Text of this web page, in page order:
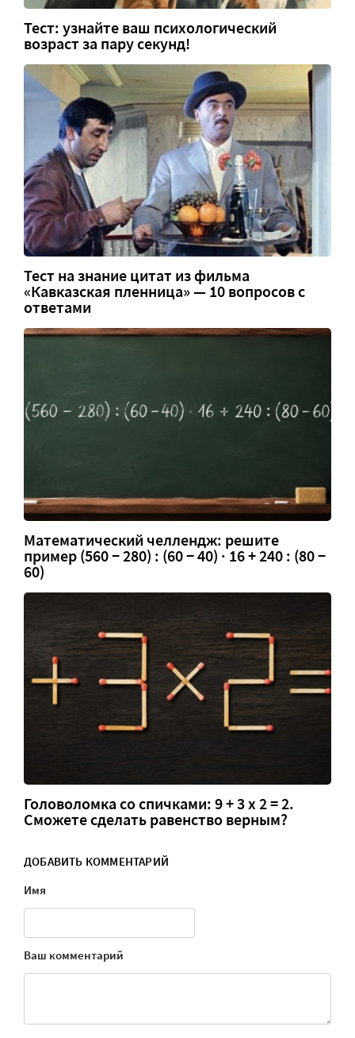
Тест: узнайте ваш психологический
возраст за пару секунд!
Тест на знание цитат из фильма
«Кавказская пленница» — 10 вопросов с
ответами
Математический челлендж: решите
пример (560 − 280) : (60 − 40) · 16 + 240 : (80 −
60)
Головоломка со спичками: 9 + 3 х 2 = 2.
Сможете сделать равенство верным?
ДОБАВИТЬ КОММЕНТАРИЙ
Имя
Ваш комментарий